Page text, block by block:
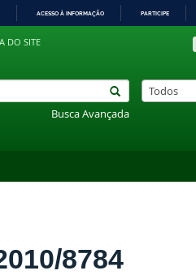
ACESSO À INFORMAÇÃO PARTICIPE
DO SITE
Busca Avançada
Todos
8784